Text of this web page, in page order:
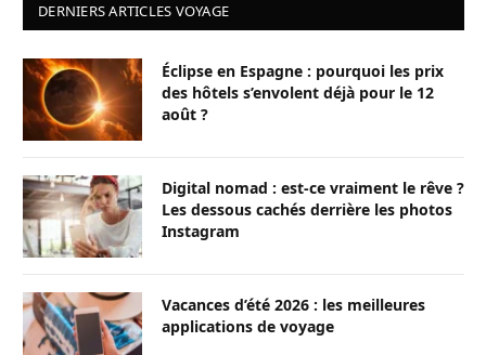
DERNIERS ARTICLES VOYAGE
Éclipse en Espagne : pourquoi les prix
des hôtels s’envolent déjà pour le 12
août ?
Digital nomad : est-ce vraiment le rêve ?
Les dessous cachés derrière les photos
Instagram
Vacances d’été 2026 : les meilleures
applications de voyage